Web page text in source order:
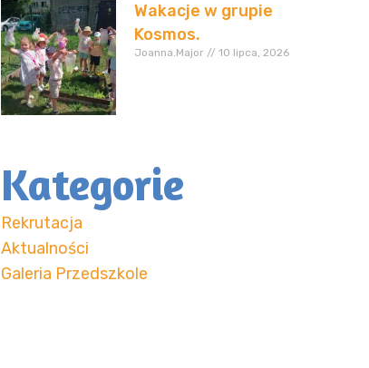
Wakacje w grupie
Kosmos.
Joanna.Major 10 lipca, 2026
Kategorie
Rekrutacja
Aktualności
Galeria Przedszkole